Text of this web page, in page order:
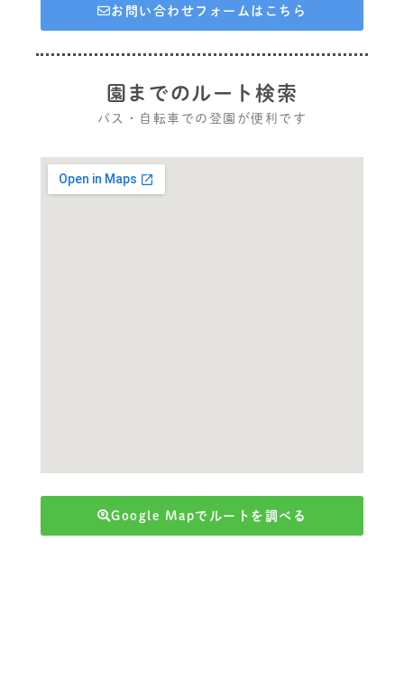
お問い合わせフォームはこちら
園までのルート検索
バス・自転車での登園が便利です
Google Mapでルートを調べる